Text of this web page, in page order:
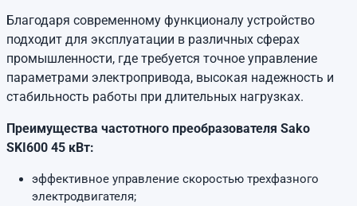
Благодаря современному функционалу устройство
подходит для эксплуатации в различных сферах
промышленности, где требуется точное управление
параметрами электропривода, высокая надежность и
стабильность работы при длительных нагрузках.
Преимущества частотного преобразователя Sako
SKI600 45 кВт:
эффективное управление скоростью трехфазного
электродвигателя;